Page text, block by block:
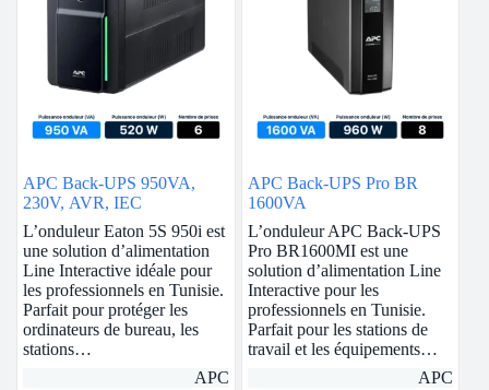
APC Back-UPS 950VA,
230V, AVR, IEC
L’onduleur Eaton 5S 950i est
une solution d’alimentation
Line Interactive idéale pour
les professionnels en Tunisie.
Parfait pour protéger les
ordinateurs de bureau, les
stations…
APC
APC Back-UPS Pro BR
1600VA
L’onduleur APC Back-UPS
Pro BR1600MI est une
solution d’alimentation Line
Interactive pour les
professionnels en Tunisie.
Parfait pour les stations de
travail et les équipements…
APC